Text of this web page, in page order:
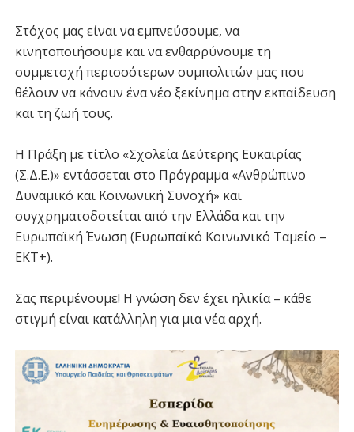
Στόχος μας είναι να εμπνεύσουμε, να
κινητοποιήσουμε και να ενθαρρύνουμε τη
συμμετοχή περισσότερων συμπολιτών μας που
θέλουν να κάνουν ένα νέο ξεκίνημα στην εκπαίδευση
και τη ζωή τους.
Η Πράξη με τίτλο «Σχολεία Δεύτερης Ευκαιρίας
(Σ.Δ.Ε.)» εντάσσεται στο Πρόγραμμα «Ανθρώπινο
Δυναμικό και Κοινωνική Συνοχή» και
συγχρηματοδοτείται από την Ελλάδα και την
Ευρωπαϊκή Ένωση (Ευρωπαϊκό Κοινωνικό Ταμείο –
ΕΚΤ+).
Σας περιμένουμε! Η γνώση δεν έχει ηλικία – κάθε
στιγμή είναι κατάλληλη για μια νέα αρχή.